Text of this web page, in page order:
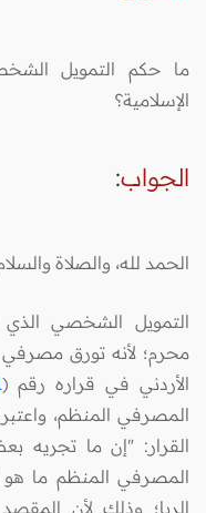
ما حكم التمويل
الإسلامية؟
الجواب:
الحمد لله، والصلاة
التمويل الشخصي الذي
محرم؛ لأنه تورق
الأردني في قراره رقم (
المصرفي المنظم،
القرار: "إن ما تجريه
المصرفي المنظم ما
الربا؛ وذلك لأن